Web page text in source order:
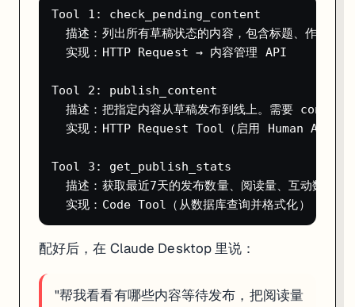
Tool 1: check_pending_content
描述：列出所有草稿状态的内容，包含标题、作者、
  实现：HTTP Request → 内容管理 API
Tool 2: publish_content
描述：把指定内容从草稿发布到线上。需要
实现：HTTP Request Tool（启用 Human
Tool 3: get_publish_stats
  描述：获取最近7天的发布数量、阅读量、互动数据
配好后，在 Claude Desktop 里说：
"帮我看看有哪些内容等待发布，把阅读量